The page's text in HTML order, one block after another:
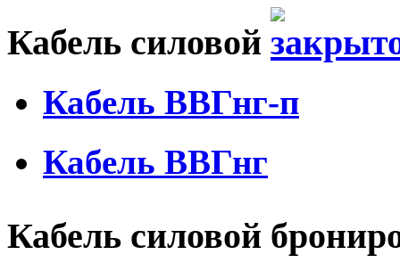
Кабель силовой
Кабель ВВГнг-п
Кабель ВВГнг
Кабель силовой